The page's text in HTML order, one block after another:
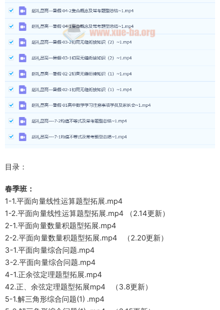
目录：
春季班：
1-1.平面向量线性运算题型拓展.mp4
1-2.平面向量线性运算题型拓展.mp4 （2.14更新）
2-1.平面向量数量积题型拓展.mp4
2-2.平面向量数量积题型拓展.mp4 （2.20更新）
3-1.平面向量综合问题.mp4
3-2.平面向量综合问题.mp4
4-1.正余弦定理题型拓展.mp4
42.正、余弦定理题型拓展mp4 （3.8更新）
5-1.解三角形综合问题(1) .mp4